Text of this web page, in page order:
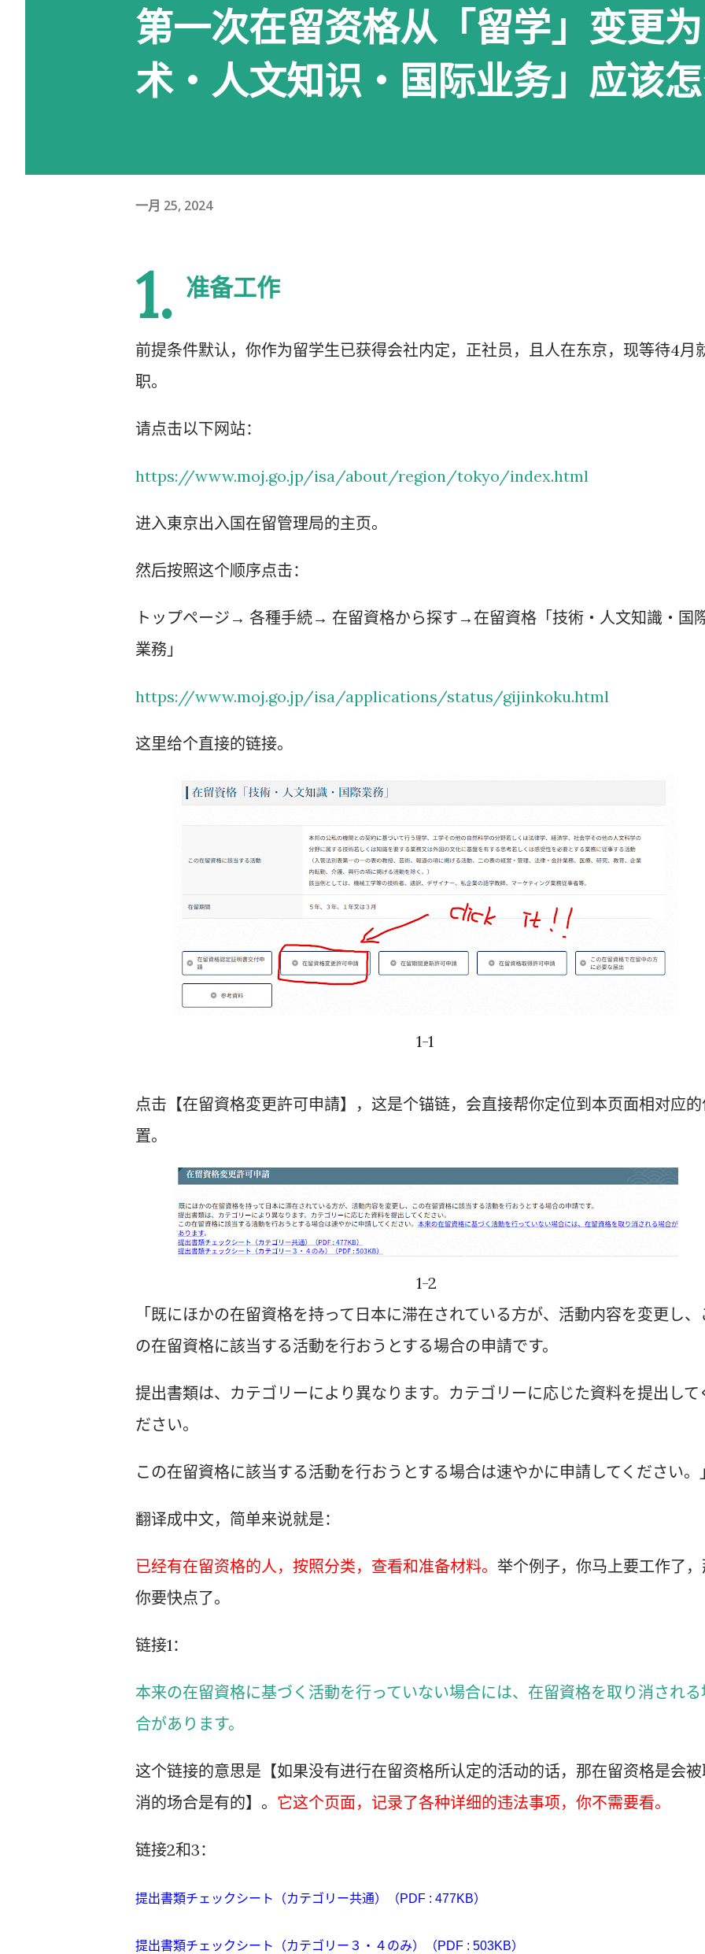
以为，把入札仕様書交给工作人员
人员告诉我： 入札仕様書最后一页
手续才算正式完成。 也就是说，仅
我之前已经提交过一次。 因此，我
前，我最担心的是： 门口电话应该
第一次在留资格从「留学」变更
术・人文知识・国际业务」应该
一月 25, 2024
1. 准备工作
前提条件默认，你作为留学生已获得会社内定，正社员，且人在东京，现等待4月
职。
请点击以下网站：
https://www.moj.go.jp/isa/about/region/tokyo/index.html
进入東京出入国在留管理局的主页。
然后按照这个顺序点击：
トップページ→ 各種手続→ 在留資格から探す→在留資格「技術・人文知識・国
業務」
https://www.moj.go.jp/isa/applications/status/gijinkoku.html
这里给个直接的链接。
1-1
点击【在留資格変更許可申請】，这是个锚链，会直接帮你定位到本页面相对应
置。
1-2
「既にほかの在留資格を持って日本に滞在されている方が、活動内容を変更し、
の在留資格に該当する活動を行おうとする場合の申請です。
提出書類は、カテゴリーにより異なります。カテゴリーに応じた資料を提出して
ださい。
この在留資格に該当する活動を行おうとする場合は速やかに申請してください。
翻译成中文，简单来说就是：
已经有在留资格的人，按照分类，查看和准备材料。 举个例子，你马上要工作了
你要快点了。
链接1：
本来の在留資格に基づく活動を行っていない場合には、在留資格を取り消される
合があります。
这个链接的意思是【如果没有进行在留资格所认定的活动的话，那在留资格是会
消的场合是有的】。 它这个页面，记录了各种详细的违法事项，你不需要看。
链接2和3：
提出書類チェックシート（カテゴリー共通）（PDF : 477KB）
提出書類チェックシート（カテゴリー３・４のみ）（PDF : 503KB）